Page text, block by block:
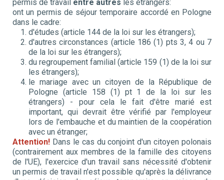
permis de travail entre autres les étrangers:
ont un permis de séjour temporaire accordé en Pologne
dans le cadre:
d'études (article 144 de la loi sur les étrangers);
d'autres circonstances (article 186 (1) pts 3, 4 ou 7
de la loi sur les étrangers);
du regroupement familial (article 159 (1) de la loi sur
les étrangers);
le mariage avec un citoyen de la République de
Pologne (article 158 (1) pt 1 de la loi sur les
étrangers) - pour cela le fait d'être marié est
important, qui devrait être vérifié par l'employeur
lors de l'embauche et du maintien de la coopération
avec un étranger;
Attention! Dans le cas du conjoint d'un citoyen polonais
(contrairement aux membres de la famille des citoyens
de l'UE), l'exercice d'un travail sans nécessité d'obtenir
un permis de travail n'est possible qu'après la délivrance